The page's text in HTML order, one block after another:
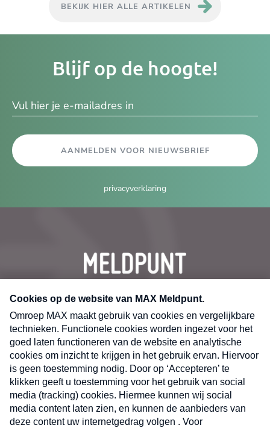
BEKIJK HIER ALLE ARTIKELEN
Blijf op de hoogte!
AANMELDEN VOOR NIEUWSBRIEF
privacyverklaring
CONTACT
Volg ons op